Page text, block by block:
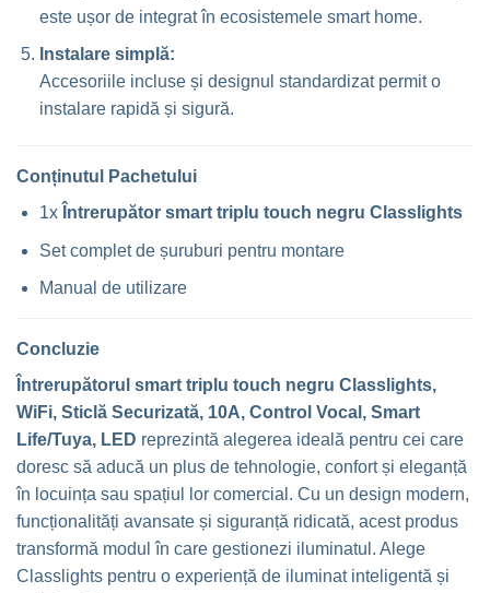
este ușor de integrat în ecosistemele smart home.
Instalare simplă:
Accesoriile incluse și designul standardizat permit o
instalare rapidă și sigură.
Conținutul Pachetului
1x Întrerupător smart triplu touch negru Classlights
Set complet de șuruburi pentru montare
Manual de utilizare
Concluzie
Întrerupătorul smart triplu touch negru Classlights,
WiFi, Sticlă Securizată, 10A, Control Vocal, Smart
Life/Tuya, LED reprezintă alegerea ideală pentru cei care
doresc să aducă un plus de tehnologie, confort și eleganță
în locuința sau spațiul lor comercial. Cu un design modern,
funcționalități avansate și siguranță ridicată, acest produs
transformă modul în care gestionezi iluminatul. Alege
Classlights pentru o experiență de iluminat inteligentă și